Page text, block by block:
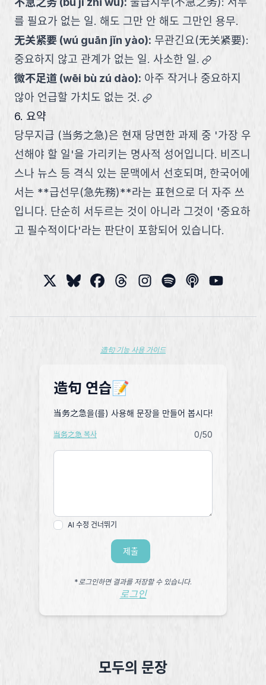
를 필요가 없는 일. 해도 그만 안 해도 그만인 용무.
无关紧要 (wú guān jǐn yào): 무관긴요(无关紧要):
중요하지 않고 관계가 없는 일. 사소한 일.
link
微不足道 (wēi bù zú dào): 아주 작거나 중요하지
않아 언급할 가치도 없는 것.
link
6. 요약
당무지급 (当务之急)은 현재 당면한 과제 중 '가장 우
선해야 할 일'을 가리키는 명사적 성어입니다. 비즈니
스나 뉴스 등 격식 있는 문맥에서 선호되며, 한국어에
서는 **급선무(急先務)**라는 표현으로 더 자주 쓰
입니다. 단순히 서두르는 것이 아니라 그것이 '중요하
고 필수적이다'라는 판단이 포함되어 있습니다.
造句 기능 사용 가이드
造句 연습📝
当务之急을(를) 사용해 문장을 만들어 봅시다!
当务之急 복사 0/50
AI 수정 건너뛰기
제출
*로그인하면 결과를 저장할 수 있습니다.
로그인
모두의 문장